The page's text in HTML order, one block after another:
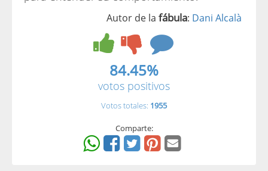
Autor de la fábula: Dani Alcalà
84.45%
votos positivos
Votos totales: 1955
Comparte: